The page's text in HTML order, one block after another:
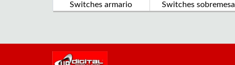
Switches armario Switches sobremesa